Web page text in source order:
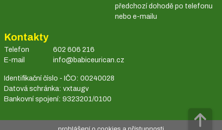
předchozí dohodě po telefonu
nebo e-mailu
Kontakty
Telefon
E-mail
602 606 216
info@babiceurican.cz
Identifikační číslo - IČO: 00240028
Datová schránka: vxtaugv
Bankovní spojení: 9323201/0100